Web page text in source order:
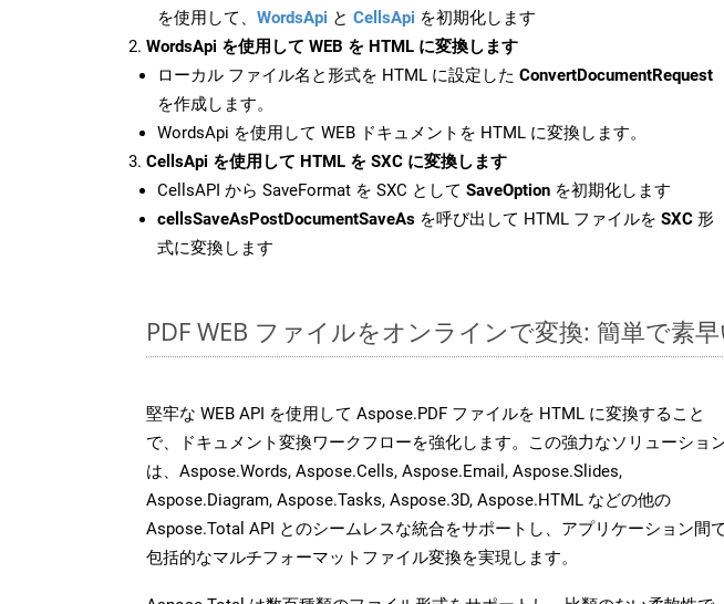
を使用して、 WordsApi と CellsApi を初期化します
WordsApi を使用して WEB を HTML に変換します
ローカル ファイル名と形式を HTML に設定した ConvertDocumentRequest
を作成します。
WordsApi を使用して WEB ドキュメントを HTML に変換します。
CellsApi を使用して HTML を SXC に変換します
CellsAPI から SaveFormat を SXC として SaveOption を初期化します
cellsSaveAsPostDocumentSaveAs を呼び出して HTML ファイルを SXC 形
式に変換します
PDF WEB ファイルをオンラインで変換: 簡単で素
堅牢な WEB API を使用して Aspose.PDF ファイルを HTML に変換すること
で、ドキュメント変換ワークフローを強化します。この強力なソリューショ
は、Aspose.Words, Aspose.Cells, Aspose.Email, Aspose.Slides,
Aspose.Diagram, Aspose.Tasks, Aspose.3D, Aspose.HTML などの他の
Aspose.Total API とのシームレスな統合をサポートし、アプリケーション間
包括的なマルチフォーマットファイル変換を実現します。